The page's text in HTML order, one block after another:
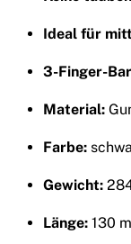
Ideal für
3-Finger-
Material:
Farbe:
Gewicht:
Länge: 130